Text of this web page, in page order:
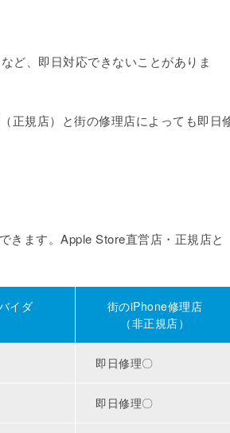
ど、即日対応できないことがありま
正規店）と街の修理店によっても即日
きます。Apple Store直営店・正規店と
イダ
街のiPhone修理店
（非正規店）
即日修理〇
即日修理〇